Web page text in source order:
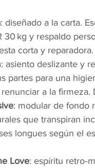
: diseñado a la carta.
30 kg y respaldo
corta y reparadora.
: asiento deslizante y
partes para una
a la firmeza.
: modular de fondo
que transpiran
longues según el
Love: espíritu